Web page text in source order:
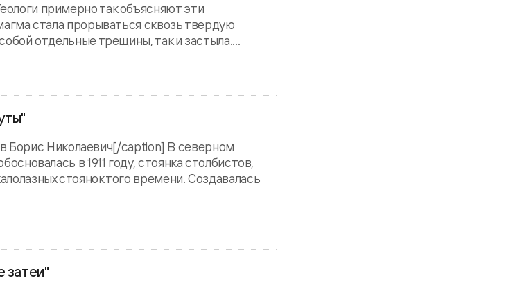
примерно так объясняют эти
стала прорываться сквозь твердую
отдельные трещины, так и застыла....
Борис Николаевич[/caption] В северном
в 1911 году, стоянка столбистов,
стоянок того времени. Создавалась
затеи"